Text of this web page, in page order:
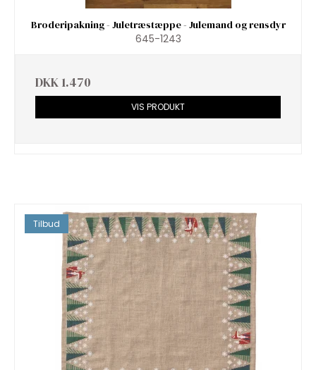
Broderipakning - Juletræstæppe - Julemand og rensdyr
645-1243
DKK 1.470
VIS PRODUKT
Tilbud